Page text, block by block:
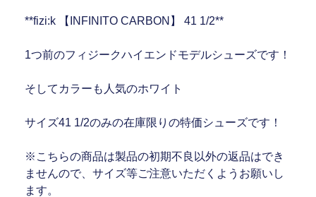
**fizi:k 【INFINITO CARBON】 41 1/2**
1つ前のフィジークハイエンドモデルシューズです！
そしてカラーも人気のホワイト
サイズ41 1/2のみの在庫限りの特価シューズです！
※こちらの商品は製品の初期不良以外の返品はでき
ませんので、サイズ等ご注意いただくようお願いし
ます。